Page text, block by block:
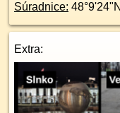
Súradnice: 48°9'24"N
Extra: